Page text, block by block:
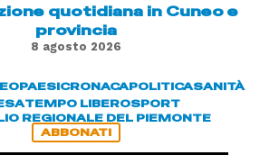
quotidiana in Cuneo e
provincia
8 agosto 2026
PAESICRONACAPOLITICASANITÀ
TEMPO LIBEROSPORT
REGIONALE DEL PIEMONTE
ABBONATI